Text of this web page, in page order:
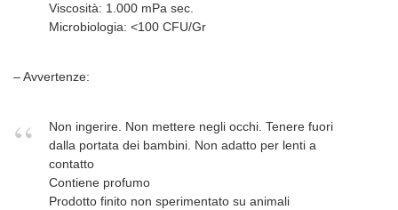
Viscosità: 1.000 mPa sec.
Microbiologia: <100 CFU/Gr
– Avvertenze:
Non ingerire. Non mettere negli occhi. Tenere fuori
dalla portata dei bambini. Non adatto per lenti a
contatto
Contiene profumo
Prodotto finito non sperimentato su animali